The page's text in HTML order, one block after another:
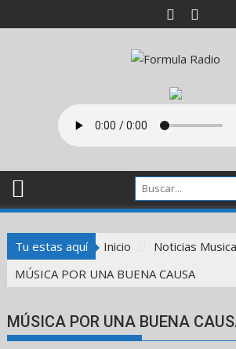
al
Tu estas aquí Inicio
Noticias
MÚSICA POR UNA BUENA CAUSA
MÚSICA POR UNA BUENA